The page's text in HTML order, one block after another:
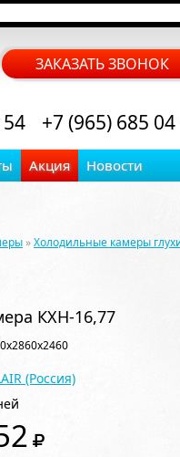
ЗАКАЗАТЬ ЗВОНОК
+7 (965) 685 04
Акция Новости
»Холодильные камеры
КХН-16,77
(Россия)